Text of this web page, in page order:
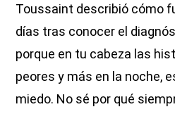
Toussaint describió cómo
días tras conocer el
porque en tu cabeza las
peores y más en la noche,
miedo. No sé por qué